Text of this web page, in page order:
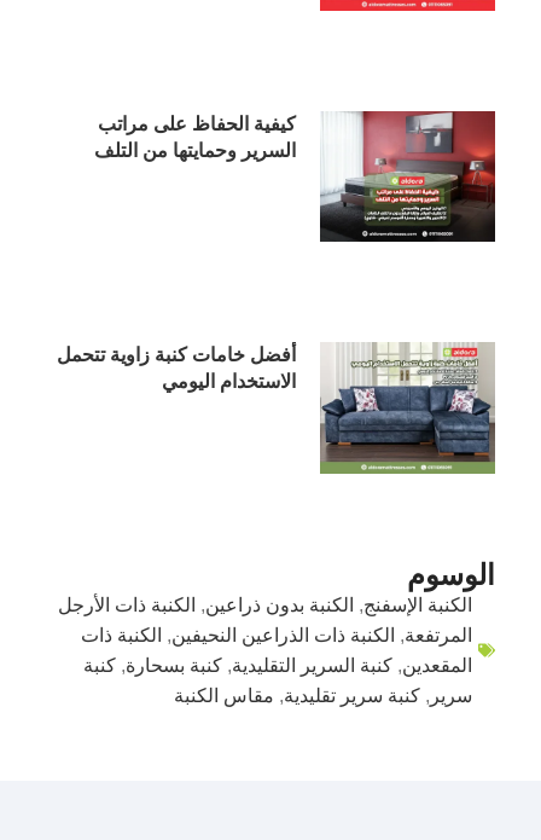
كيفية الحفاظ على مراتب
السرير وحمايتها من التلف
أفضل خامات كنبة زاوية تتحمل
الاستخدام اليومي
الوسوم
الكنبة الإسفنج, الكنبة بدون ذراعين, الكنبة ذات الأرجل
المرتفعة, الكنبة ذات الذراعين النحيفين, الكنبة ذات
المقعدين, كنبة السرير التقليدية, كنبة بسحارة, كنبة
سرير , كنبة سرير تقليدية, مقاس الكنبة